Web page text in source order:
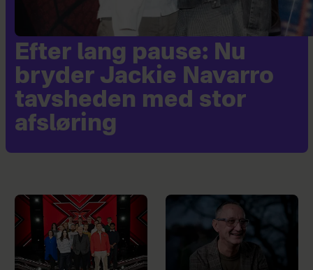
Efter lang pause: Nu
bryder Jackie Navarro
tavsheden med stor
afsløring